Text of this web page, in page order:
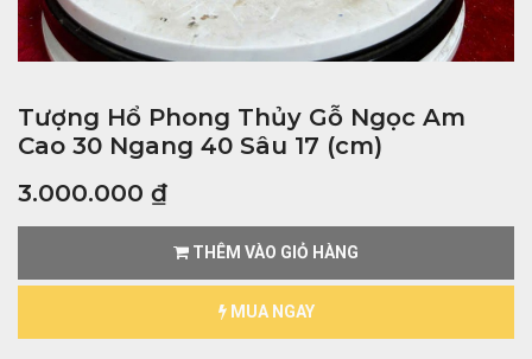
Tượng Hổ Phong Thủy Gỗ Ngọc Am
Cao 30 Ngang 40 Sâu 17 (cm)
3.000.000 ₫
THÊM VÀO GIỎ HÀNG
MUA NGAY